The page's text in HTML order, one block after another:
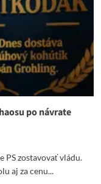
po návrate
PS zostavovať vládu.
aj za cenu...